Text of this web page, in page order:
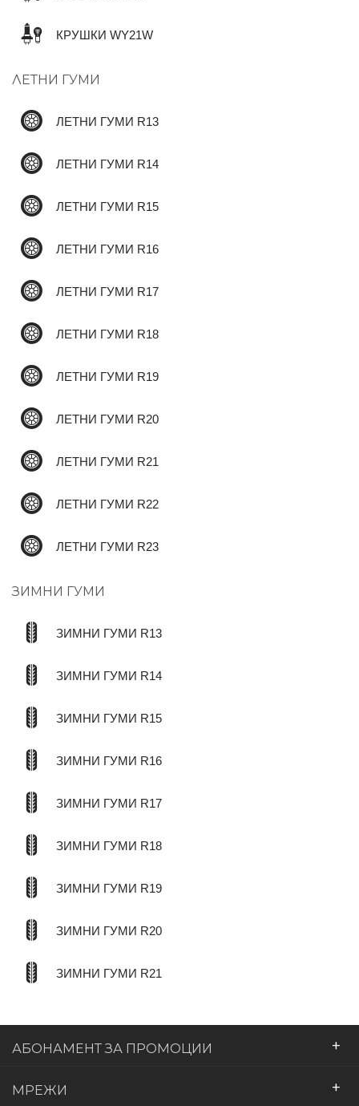
КРУШКИ WY21W
ЛЕТНИ ГУМИ
ЛЕТНИ ГУМИ R13
ЛЕТНИ ГУМИ R14
ЛЕТНИ ГУМИ R15
ЛЕТНИ ГУМИ R16
ЛЕТНИ ГУМИ R17
ЛЕТНИ ГУМИ R18
ЛЕТНИ ГУМИ R19
ЛЕТНИ ГУМИ R20
ЛЕТНИ ГУМИ R21
ЛЕТНИ ГУМИ R22
ЛЕТНИ ГУМИ R23
ЗИМНИ ГУМИ
ЗИМНИ ГУМИ R13
ЗИМНИ ГУМИ R14
ЗИМНИ ГУМИ R15
ЗИМНИ ГУМИ R16
ЗИМНИ ГУМИ R17
ЗИМНИ ГУМИ R18
ЗИМНИ ГУМИ R19
ЗИМНИ ГУМИ R20
ЗИМНИ ГУМИ R21
АБОНАМЕНТ ЗА ПРОМОЦИИ +
МРЕЖИ +